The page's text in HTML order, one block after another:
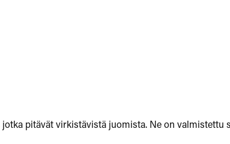
pitävät virkistävistä juomista. Ne on valmistettu